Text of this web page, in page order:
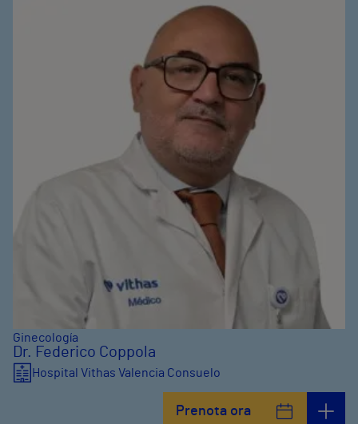
Ginecología
Dr. Federico Coppola
Hospital Vithas Valencia Consuelo
Prenota ora